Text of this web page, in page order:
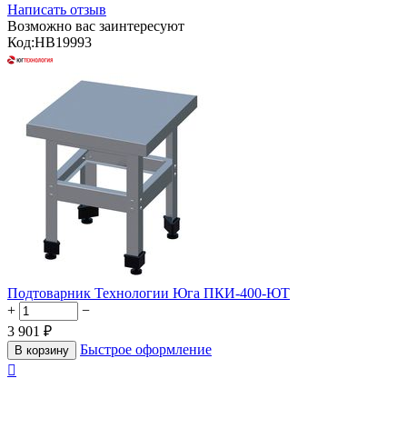
Написать отзыв
Возможно вас заинтересуют
Код:HB19993
Подтоварник Технологии Юга ПКИ-400-ЮТ
+
−
3 901 ₽
В корзину
Быстрое оформление
